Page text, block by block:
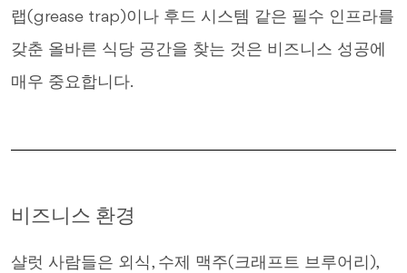
랩(grease trap)이나 후드 시스템 같은 필수 인프라를
갖춘 올바른 식당 공간을 찾는 것은 비즈니스 성공에
매우 중요합니다.
비즈니스 환경
샬럿 사람들은 외식, 수제 맥주(크래프트 브루어리),